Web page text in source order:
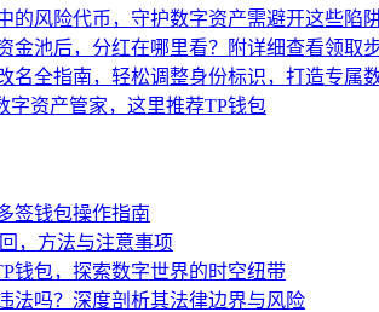
的风险代币，守护数字资产需避开这些陷
金池后，分红在哪里看？附详细查看领取
名全指南，轻松调整身份标识，打造专属
字资产管家，这里推荐TP钱包
签钱包操作指南
，方法与注意事项
钱包，探索数字世界的时空纽带
法吗？深度剖析其法律边界与风险